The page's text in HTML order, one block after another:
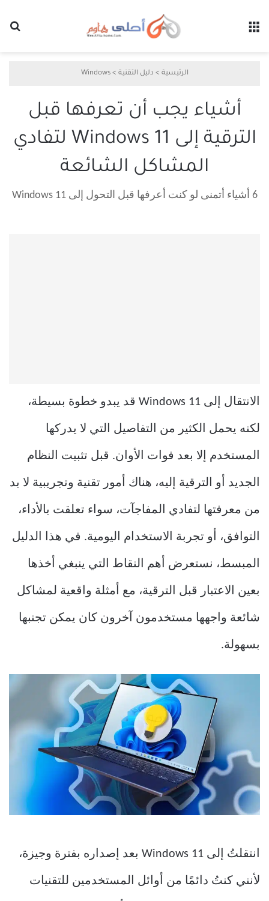
الرئيسية > دليل التقنية >
Windows
أشياء يجب أن تعرفها قبل
الترقية إلى Windows 11 لتفادي
المشاكل الشائعة
6 أشياء أتمنى لو كنت أعرفها قبل التحول إلى Windows 11
الانتقال إلى Windows 11 قد يبدو خطوة بسيطة،
لكنه يحمل الكثير من التفاصيل التي لا يدركها
المستخدم إلا بعد فوات الأوان. قبل تثبيت النظام
الجديد أو الترقية إليه، هناك أمور تقنية وتجريبية لا بد
من معرفتها لتفادي المفاجآت، سواء تعلقت بالأداء،
التوافق، أو تجربة الاستخدام اليومية. في هذا الدليل
المبسط، نستعرض أهم النقاط التي ينبغي أخذها
بعين الاعتبار قبل الترقية، مع أمثلة واقعية لمشاكل
شائعة واجهها مستخدمون آخرون كان يمكن تجنبها
بسهولة.
انتقلتُ إلى Windows 11 بعد إصداره بفترة وجيزة،
لأنني كنتُ دائمًا من أوائل المستخدمين للتقنيات